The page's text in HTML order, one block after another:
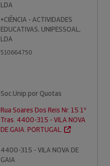
LDA
+CIÊNCIA - ACTIVIDADES
EDUCATIVAS, UNIPESSOAL,
LDA
510664750
Soc.Unip.por Quotas
Rua Soares Dos Reis Nr. 15 1º
Tras. 4400-315 - VILA NOVA
DE GAIA. PORTUGAL.
4400-315 - VILA NOVA DE
GAIA